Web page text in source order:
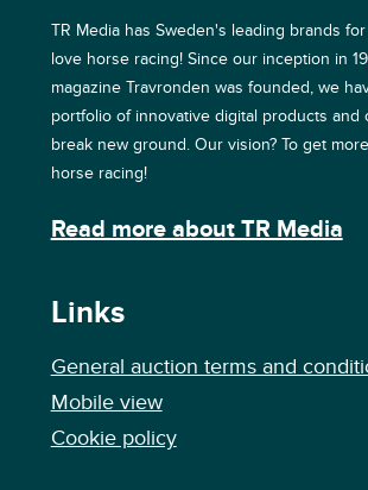
TR Media has Sweden's leading brands
love horse racing! Since our inception in
magazine Travronden was founded, we
portfolio of innovative digital products and
break new ground. Our vision? To get
horse racing!
Read more about TR Media
Links
General auction terms and
Mobile view
Cookie policy